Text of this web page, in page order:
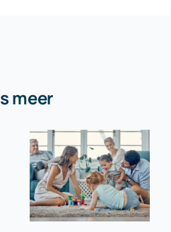
meer